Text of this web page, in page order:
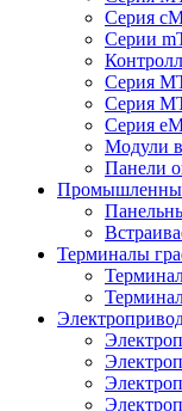
Серия
Серии
Серия
Серия
Серия
Модули
Панели
Терминалы